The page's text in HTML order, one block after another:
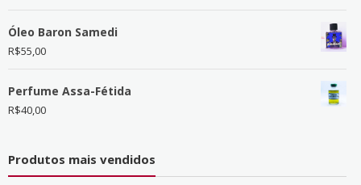
Óleo Baron Samedi
R$55,00
Perfume Assa-Fétida
R$40,00
Produtos mais vendidos